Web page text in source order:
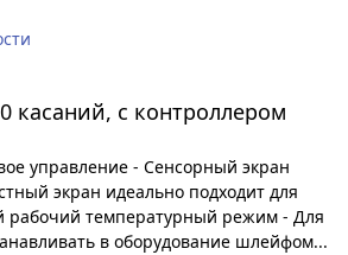
касаний, с контроллером
управление - Сенсорный экран
экран идеально подходит для
рабочий температурный режим - Для
в оборудование шлейфом...